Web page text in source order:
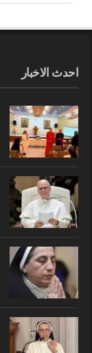
احدث الاخبار